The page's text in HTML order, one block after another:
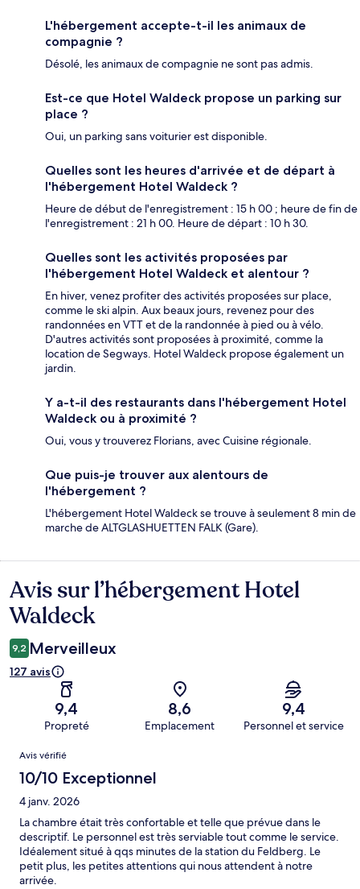
L'hébergement accepte-t-il les animaux de
compagnie ?
Désolé, les animaux de compagnie ne sont pas admis.
Est-ce que Hotel Waldeck propose un parking sur
place ?
Oui, un parking sans voiturier est disponible.
Quelles sont les heures d'arrivée et de départ à
l'hébergement Hotel Waldeck ?
Heure de début de l'enregistrement : 15 h 00 ; heure de fin de
l'enregistrement : 21 h 00. Heure de départ : 10 h 30.
Quelles sont les activités proposées par
l'hébergement Hotel Waldeck et alentour ?
En hiver, venez profiter des activités proposées sur place,
comme le ski alpin. Aux beaux jours, revenez pour des
randonnées en VTT et de la randonnée à pied ou à vélo.
D'autres activités sont proposées à proximité, comme la
location de Segways. Hotel Waldeck propose également un
jardin.
Y a-t-il des restaurants dans l'hébergement Hotel
Waldeck ou à proximité ?
Oui, vous y trouverez Florians, avec Cuisine régionale.
Que puis-je trouver aux alentours de
l'hébergement ?
L'hébergement Hotel Waldeck se trouve à seulement 8 min de
marche de ALTGLASHUETTEN FALK (Gare).
Avis
Avis sur l’hébergement Hotel
Waldeck
9,2 Merveilleux
127 avis
9,4
Propreté
8,6
Emplacement
9,4
Personnel et service
Avis
Avis vérifié
10/10 Exceptionnel
4 janv. 2026
La chambre était très confortable et telle que prévue dans le
descriptif. Le personnel est très serviable tout comme le service.
Idéalement situé à qqs minutes de la station du Feldberg. Le
petit plus, les petites attentions qui nous attendent à notre
arrivée.